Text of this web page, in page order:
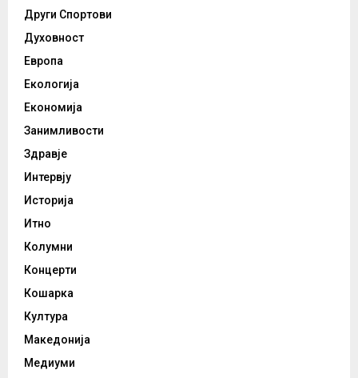
Други Спортови
Духовност
Европа
Екологија
Економија
Занимливости
Здравје
Интервју
Историја
Итно
Колумни
Концерти
Кошарка
Култура
Македонија
Медиуми